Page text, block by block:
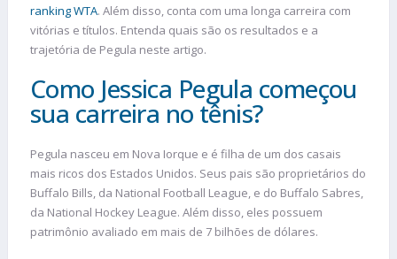
ranking WTA. Além disso, conta com uma longa carreira com
vitórias e títulos. Entenda quais são os resultados e a
trajetória de Pegula neste artigo.
Como Jessica Pegula começou
sua carreira no tênis?
Pegula nasceu em Nova Iorque e é filha de um dos casais
mais ricos dos Estados Unidos. Seus pais são proprietários do
Buffalo Bills, da National Football League, e do Buffalo Sabres,
da National Hockey League. Além disso, eles possuem
patrimônio avaliado em mais de 7 bilhões de dólares.